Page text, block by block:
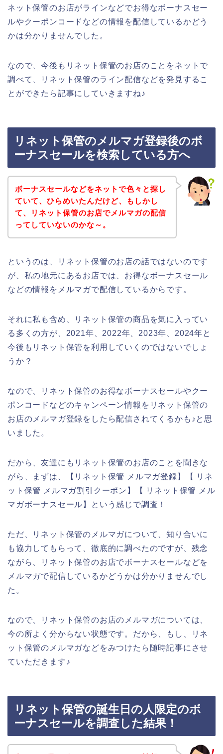
ネット保管のお店がラインなどでお得なボーナスセー
ルやクーポンコードなどの情報を配信しているかどう
かは分かりませんでした。
なので、今後もリネット保管のお店のことをネットで
調べて、リネット保管のライン配信などを発見するこ
とができたら記事にしていきますね♪
リネット保管のメルマガ登録後のボ
ーナスセールを検索している方へ
ボーナスセールなどをネットで色々と探し
ていて、ひらめいたんだけど、もしかし
て、リネット保管のお店でメルマガの配信
ってしていないのかな～。
というのは、リネット保管のお店の話ではないのです
が、私の地元にあるお店では、お得なボーナスセール
などの情報をメルマガで配信しているからです。
それに私も含め、リネット保管の商品を気に入ってい
る多くの方が、2021年、2022年、2023年、2024年と
今後もリネット保管を利用していくのではないでしょ
うか？
なので、リネット保管のお得なボーナスセールやクー
ポンコードなどのキャンペーン情報をリネット保管の
お店のメルマガ登録をしたら配信されてくるかも♪と思
いました。
だから、友達にもリネット保管のお店のことを聞きな
がら、まずは、【リネット保管 メルマガ登録】【 リネ
ット保管 メルマガ割引クーポン】【 リネット保管 メル
マガボーナスセール】という感じで調査！
ただ、リネット保管のメルマガについて、知り合いに
も協力してもらって、徹底的に調べたのですが、残念
ながら、リネット保管のお店でボーナスセールなどを
メルマガで配信しているかどうかは分かりませんでし
た。
なので、リネット保管のお店のメルマガについては、
今の所よく分からない状態です。だから、もし、リネ
ット保管のメルマガなどをみつけたら随時記事にさせ
ていただきます♪
リネット保管の誕生日の人限定のボ
ーナスセールを調査した結果！